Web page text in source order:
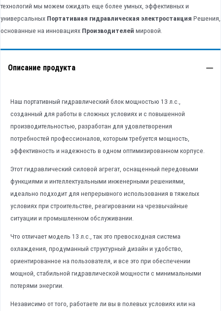
технологий мы можем ожидать еще более умных, эффективных и
универсальных Портативная гидравлическая электростанция Решения,
основанные на инновациях Производителей мировой.
Описание продукта
Наш портативный гидравлический блок мощностью 13 л.с.,
созданный для работы в сложных условиях и с повышенной
производительностью, разработан для удовлетворения
потребностей профессионалов, которым требуется мощность,
эффективность и надежность в одном оптимизированном корпусе.
Этот гидравлический силовой агрегат, оснащенный передовыми
функциями и интеллектуальными инженерными решениями,
идеально подходит для непрерывного использования в тяжелых
условиях при строительстве, реагировании на чрезвычайные
ситуации и промышленном обслуживании.
Что отличает модель 13 л.с., так это превосходная система
охлаждения, продуманный структурный дизайн и удобство,
ориентированное на пользователя, и все это при обеспечении
мощной, стабильной гидравлической мощности с минимальными
потерями энергии.
Независимо от того, работаете ли вы в полевых условиях или на